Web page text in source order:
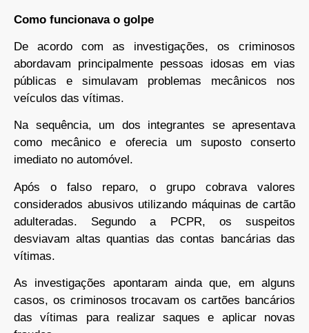
Como funcionava o golpe
De acordo com as investigações, os criminosos
abordavam principalmente pessoas idosas em vias
públicas e simulavam problemas mecânicos nos
veículos das vítimas.
Na sequência, um dos integrantes se apresentava
como mecânico e oferecia um suposto conserto
imediato no automóvel.
Após o falso reparo, o grupo cobrava valores
considerados abusivos utilizando máquinas de cartão
adulteradas. Segundo a PCPR, os suspeitos
desviavam altas quantias das contas bancárias das
vítimas.
As investigações apontaram ainda que, em alguns
casos, os criminosos trocavam os cartões bancários
das vítimas para realizar saques e aplicar novas